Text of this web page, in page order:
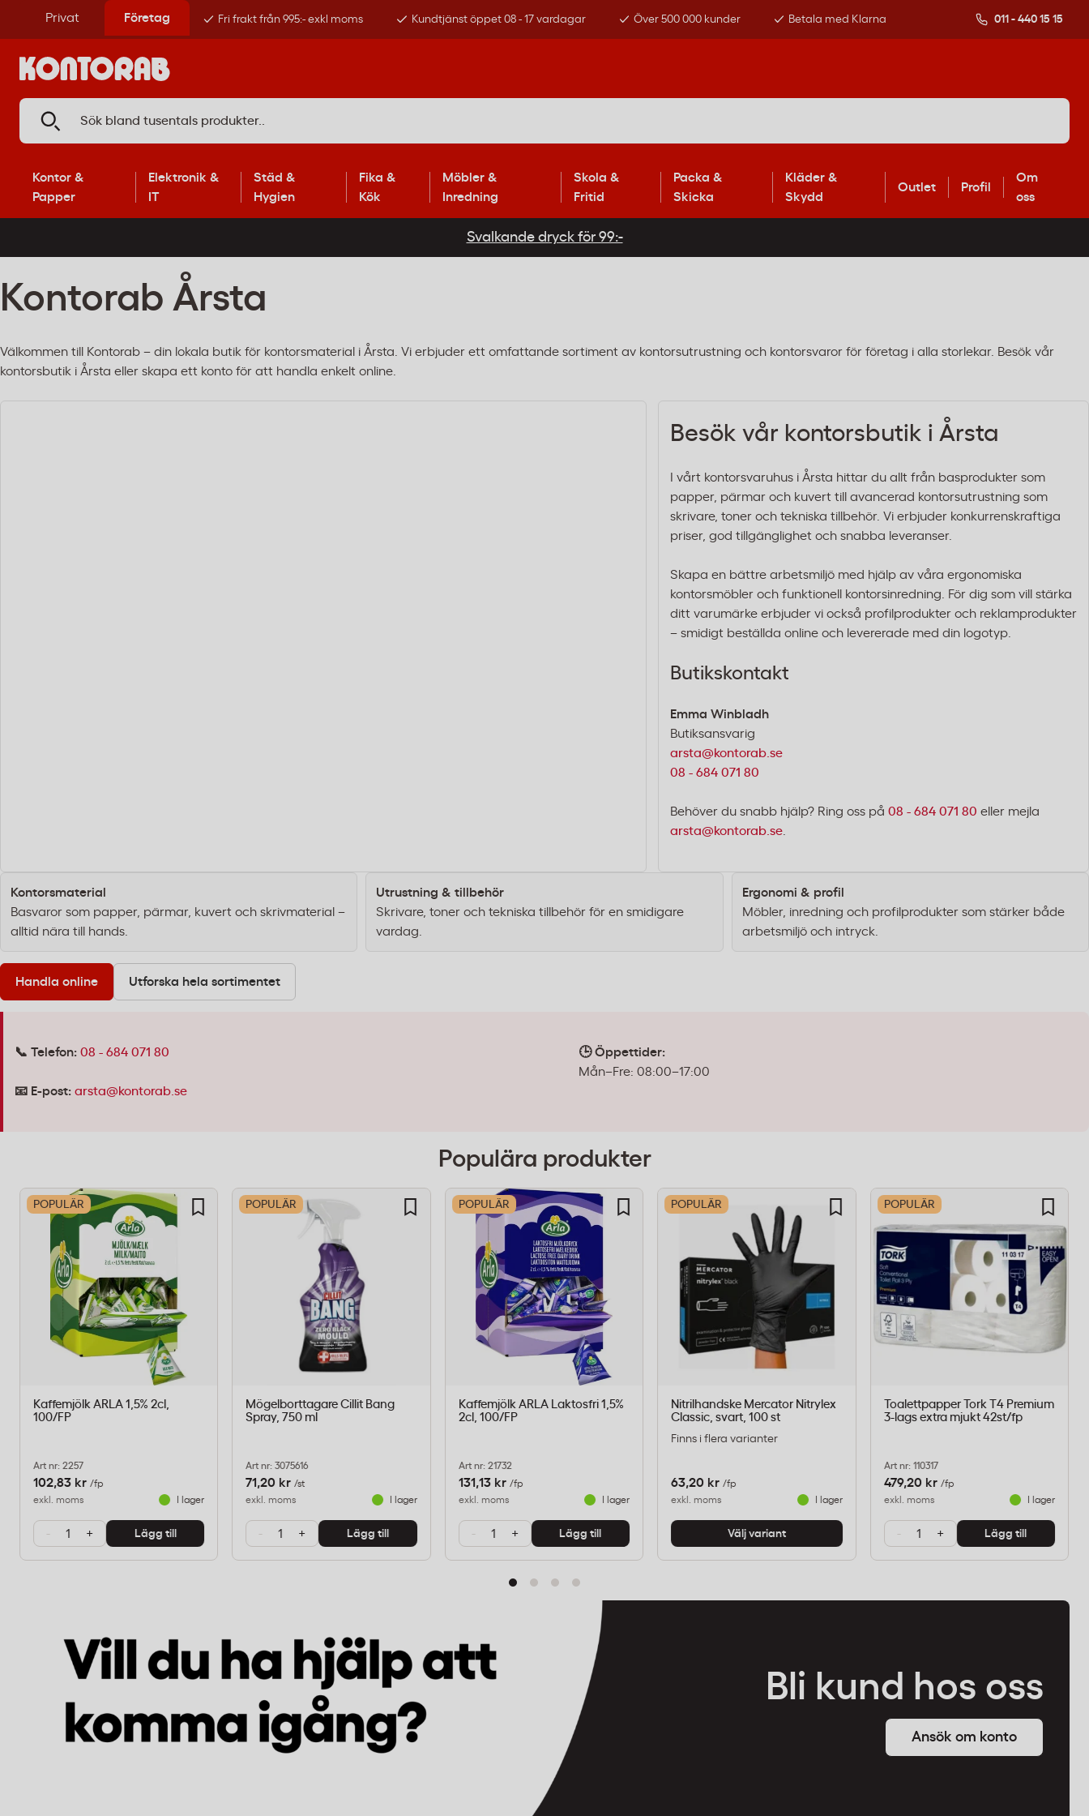
Privat Företag Fri frakt från 995:- exkl moms Kundtjänst öppet 08 - 17 vardagar Över 500 000 kunder Betala med Klarna 011 - 440 15 15
Kontor &
Papper
Elektronik &
IT
Städ &
Hygien
Fika &
Kök
Möbler &
Inredning
Skola &
Fritid
Packa &
Skicka
Kläder &
Skydd
Outlet Profil
Om
oss
Svalkande dryck för 99:-
Kontorab Årsta
Välkommen till Kontorab – din lokala butik för kontorsmaterial i Årsta. Vi erbjuder ett omfattande sortiment av kontorsutrustning och kontorsvaror för företag i alla storlekar. Besök vår
kontorsbutik i Årsta eller skapa ett konto för att handla enkelt online.
Besök vår kontorsbutik i Årsta
I vårt kontorsvaruhus i Årsta hittar du allt från basprodukter som
papper, pärmar och kuvert till avancerad kontorsutrustning som
skrivare, toner och tekniska tillbehör. Vi erbjuder konkurrenskraftiga
priser, god tillgänglighet och snabba leveranser.
Skapa en bättre arbetsmiljö med hjälp av våra ergonomiska
kontorsmöbler och funktionell kontorsinredning. För dig som vill stärka
ditt varumärke erbjuder vi också profilprodukter och reklamprodukter
– smidigt beställda online och levererade med din logotyp.
Butikskontakt
Emma Winbladh
Butiksansvarig
arsta@kontorab.se
08 - 684 071 80
Behöver du snabb hjälp? Ring oss på 08 - 684 071 80 eller mejla
arsta@kontorab.se
Kontorsmaterial
Basvaror som papper, pärmar, kuvert och skrivmaterial –
alltid nära till hands.
Utrustning & tillbehör
Skrivare, toner och tekniska tillbehör för en smidigare
vardag.
Ergonomi & profil
Möbler, inredning och profilprodukter som stärker både
arbetsmiljö och intryck.
Handla online Utforska hela sortimentet
📞 Telefon: 08 - 684 071 80
📧 E-post: arsta@kontorab.se
🕒 Öppettider:
Mån–Fre: 08:00–17:00
Populära produkter
Kaffemjölk ARLA 1,5% 2cl,
100/FP
Art nr: 2257
102,83 kr /fp
exkl. moms
I lager
- + Lägg till
POPULÄR
Mögelborttagare Cillit Bang
Spray, 750 ml
Art nr: 3075616
71,20 kr /st
exkl. moms
I lager
- + Lägg till
POPULÄR
Kaffemjölk ARLA Laktosfri 1,5%
2cl, 100/FP
Art nr: 21732
131,13 kr /fp
exkl. moms
I lager
- + Lägg till
POPULÄR
Nitrilhandske Mercator Nitrylex
Classic, svart, 100 st
Finns i flera varianter
63,20 kr /fp
exkl. moms
I lager
Välj variant
POPULÄR
Toalettpapper Tork T4 Premium
3-lags extra mjukt 42st/fp
Art nr: 110317
479,20 kr /fp
exkl. moms
I lager
- + Lägg till
POPULÄR
Bli kund hos oss
Ansök om konto